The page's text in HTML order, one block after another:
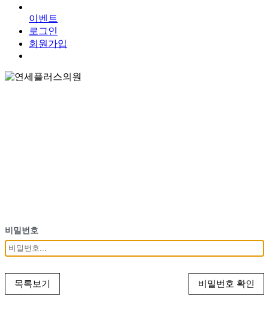
이 벤 트
로그인
회원가입
비밀번호
목록보기 비밀번호 확인